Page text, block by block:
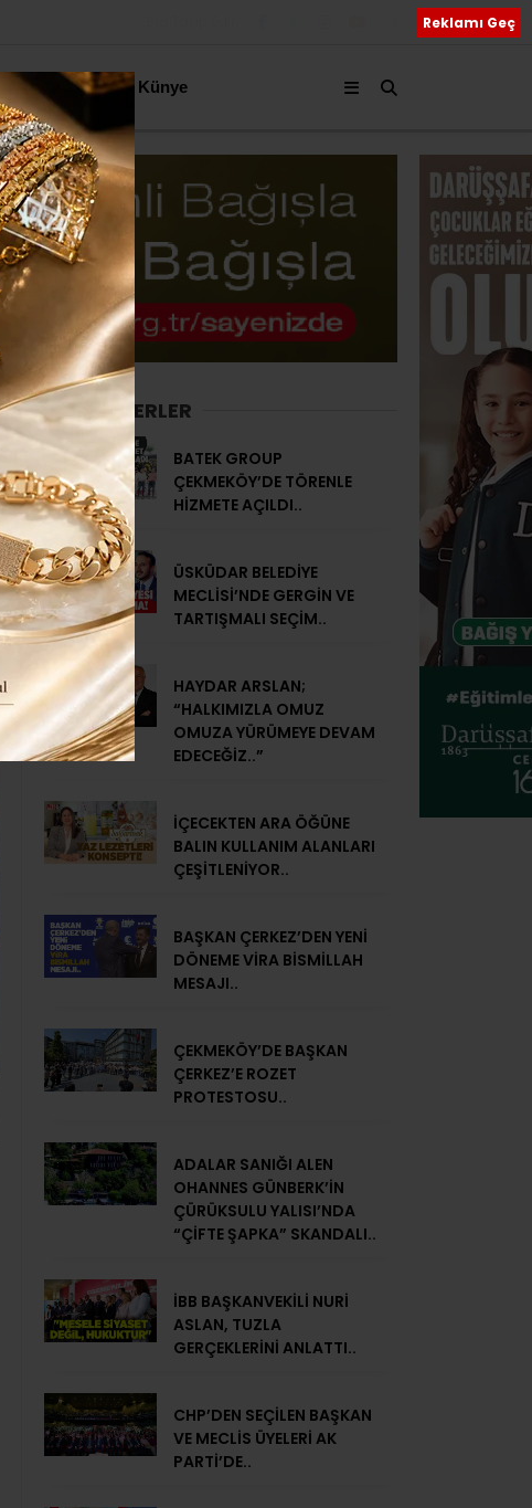
Hakkımızda Künye
SON HABERLER
BATEK GROUP
ÇEKMEKÖY’DE TÖRENLE
HİZMETE AÇILDI..
ÜSKÜDAR BELEDİYE
MECLİSİ’NDE GERGİN VE
TARTIŞMALI SEÇİM..
HAYDAR ARSLAN;
“HALKIMIZLA OMUZ
OMUZA YÜRÜMEYE DEVAM
EDECEĞİZ..”
İÇECEKTEN ARA ÖĞÜNE
BALIN KULLANIM ALANLARI
ÇEŞİTLENİYOR..
BAŞKAN ÇERKEZ’DEN YENİ
DÖNEME VİRA BİSMİLLAH
MESAJI..
ÇEKMEKÖY’DE BAŞKAN
ÇERKEZ’E ROZET
PROTESTOSU..
ADALAR SANIĞI ALEN
OHANNES GÜNBERK’İN
ÇÜRÜKSULU YALISI’NDA
“ÇİFTE ŞAPKA” SKANDALI..
İBB BAŞKANVEKİLİ NURİ
ASLAN, TUZLA
GERÇEKLERİNİ ANLATTI..
CHP’DEN SEÇİLEN BAŞKAN
VE MECLİS ÜYELERİ AK
PARTİ’DE..
Reklamı Geç